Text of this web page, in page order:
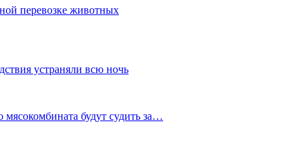
перевозке животных
устраняли всю ночь
мясокомбината будут судить за…